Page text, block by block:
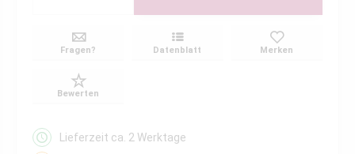
Fragen? Datenblatt Merken
Bewerten
Lieferzeit ca. 2 Werktage